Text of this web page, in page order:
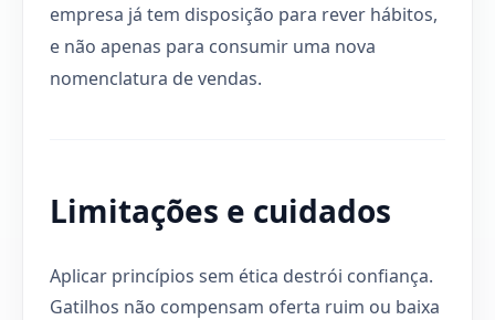
empresa já tem disposição para rever hábitos,
e não apenas para consumir uma nova
nomenclatura de vendas.
Limitações e cuidados
Aplicar princípios sem ética destrói confiança.
Gatilhos não compensam oferta ruim ou baixa